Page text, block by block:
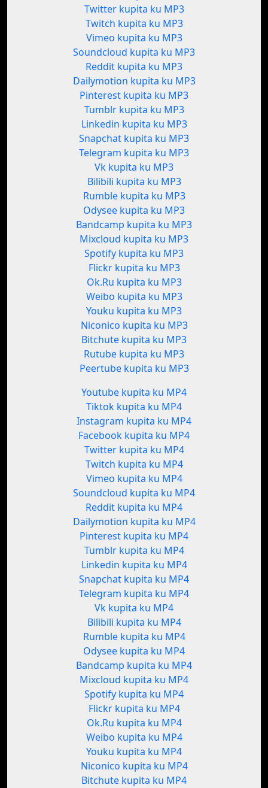
Twitter kupita ku MP3
Twitch kupita ku MP3
Vimeo kupita ku MP3
Soundcloud kupita ku MP3
Reddit kupita ku MP3
Dailymotion kupita ku MP3
Pinterest kupita ku MP3
Tumblr kupita ku MP3
Linkedin kupita ku MP3
Snapchat kupita ku MP3
Telegram kupita ku MP3
Vk kupita ku MP3
Bilibili kupita ku MP3
Rumble kupita ku MP3
Odysee kupita ku MP3
Bandcamp kupita ku MP3
Mixcloud kupita ku MP3
Spotify kupita ku MP3
Flickr kupita ku MP3
Ok.Ru kupita ku MP3
Weibo kupita ku MP3
Youku kupita ku MP3
Niconico kupita ku MP3
Bitchute kupita ku MP3
Rutube kupita ku MP3
Peertube kupita ku MP3
Youtube kupita ku MP4
Tiktok kupita ku MP4
Instagram kupita ku MP4
Facebook kupita ku MP4
Twitter kupita ku MP4
Twitch kupita ku MP4
Vimeo kupita ku MP4
Soundcloud kupita ku MP4
Reddit kupita ku MP4
Dailymotion kupita ku MP4
Pinterest kupita ku MP4
Tumblr kupita ku MP4
Linkedin kupita ku MP4
Snapchat kupita ku MP4
Telegram kupita ku MP4
Vk kupita ku MP4
Bilibili kupita ku MP4
Rumble kupita ku MP4
Odysee kupita ku MP4
Bandcamp kupita ku MP4
Mixcloud kupita ku MP4
Spotify kupita ku MP4
Flickr kupita ku MP4
Ok.Ru kupita ku MP4
Weibo kupita ku MP4
Youku kupita ku MP4
Niconico kupita ku MP4
Bitchute kupita ku MP4